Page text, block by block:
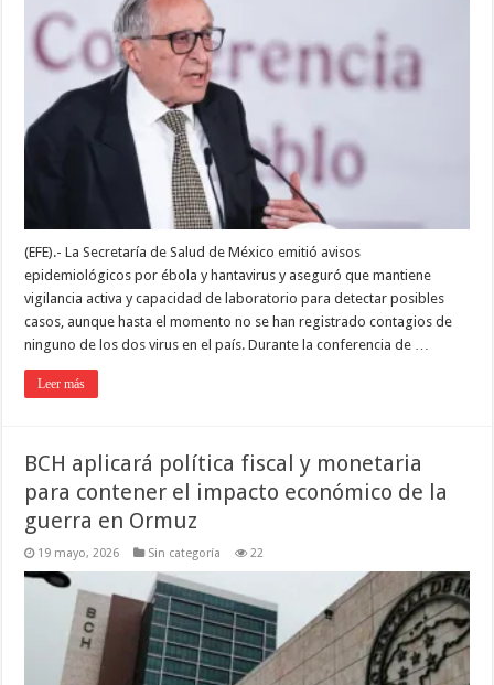
(EFE).- La Secretaría de Salud de México emitió avisos
epidemiológicos por ébola y hantavirus y aseguró que mantiene
vigilancia activa y capacidad de laboratorio para detectar posibles
casos, aunque hasta el momento no se han registrado contagios de
ninguno de los dos virus en el país. Durante la conferencia de …
Leer más
BCH aplicará política fiscal y monetaria
para contener el impacto económico de la
guerra en Ormuz
19 mayo, 2026 Sin categoría 22